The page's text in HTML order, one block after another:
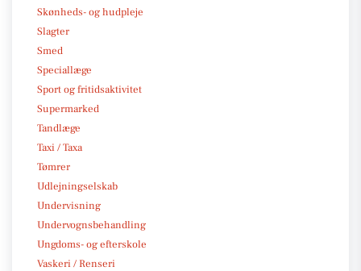
Skønheds- og hudpleje
Slagter
Smed
Speciallæge
Sport og fritidsaktivitet
Supermarked
Tandlæge
Taxi / Taxa
Tømrer
Udlejningselskab
Undervisning
Undervognsbehandling
Ungdoms- og efterskole
Vaskeri / Renseri